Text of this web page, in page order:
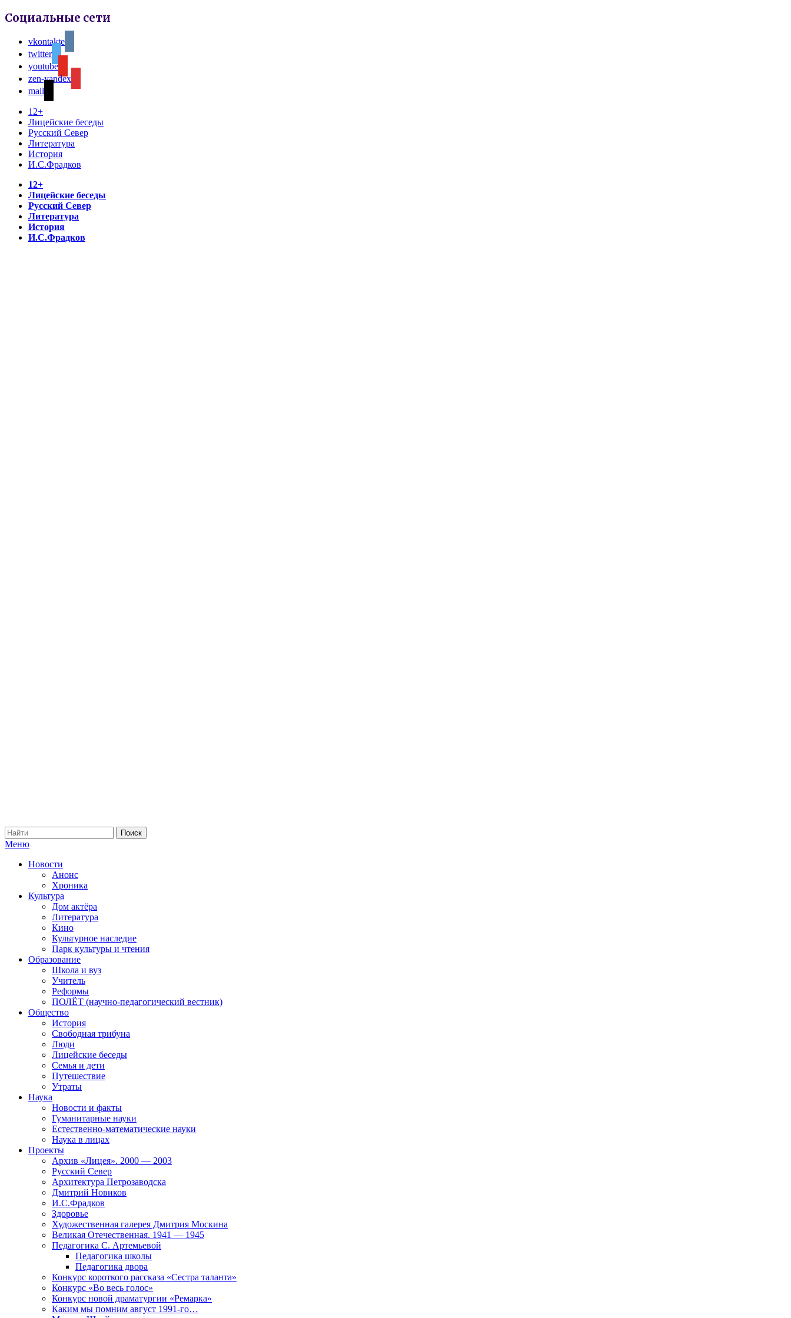
Социальные сети
vkontakte
twitter
youtube
zen-yandex
mail
12+
Лицейские беседы
Русский Север
Литература
История
И.С.Фрадков
12+
Лицейские беседы
Русский Север
Литература
История
И.С.Фрадков
Меню
Новости
Анонс
Хроника
Культура
Дом актёра
Литература
Кино
Культурное наследие
Парк культуры и чтения
Образование
Школа и вуз
Учитель
Реформы
ПОЛЁТ (научно-педагогический вестник)
Общество
История
Свободная трибуна
Люди
Лицейские беседы
Семья и дети
Путешествие
Утраты
Наука
Новости и факты
Гуманитарные науки
Естественно-математические науки
Наука в лицах
Проекты
Архив «Лицея». 2000 — 2003
Русский Север
Архитектура Петрозаводска
Дмитрий Новиков
И.С.Фрадков
Здоровье
Художественная галерея Дмитрия Москина
Великая Отечественная. 1941 — 1945
Педагогика С. Артемьевой
Педагогика школы
Педагогика двора
Конкурс короткого рассказа «Сестра таланта»
Конкурс «Во весь голос»
Конкурс новой драматургии «Ремарка»
Каким мы помним август 1991-го…